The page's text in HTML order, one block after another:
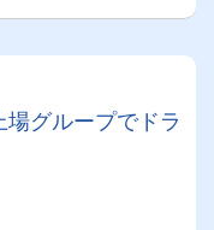
グループでドラ